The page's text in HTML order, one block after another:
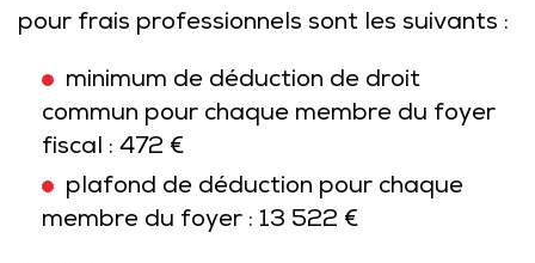
pour frais professionnels sont les suivants :
minimum de déduction de droit
commun pour chaque membre du foyer
fiscal : 472 €
plafond de déduction pour chaque
membre du foyer : 13 522 €